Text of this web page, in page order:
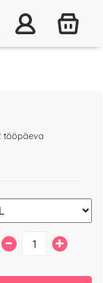
tööpäeva
– +